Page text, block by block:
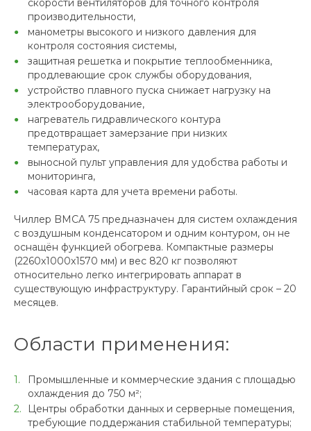
скорости вентиляторов для точного контроля
производительности,
манометры высокого и низкого давления для
контроля состояния системы,
защитная решетка и покрытие теплообменника,
продлевающие срок службы оборудования,
устройство плавного пуска снижает нагрузку на
электрооборудование,
нагреватель гидравлического контура
предотвращает замерзание при низких
температурах,
выносной пульт управления для удобства работы и
мониторинга,
часовая карта для учета времени работы.
Чиллер BMCA 75 предназначен для систем охлаждения
с воздушным конденсатором и одним контуром, он не
оснащён функцией обогрева. Компактные размеры
(2260x1000x1570 мм) и вес 820 кг позволяют
относительно легко интегрировать аппарат в
существующую инфраструктуру. Гарантийный срок – 20
месяцев.
Области применения:
Промышленные и коммерческие здания с площадью
охлаждения до 750 м²;
Центры обработки данных и серверные помещения,
требующие поддержания стабильной температуры;